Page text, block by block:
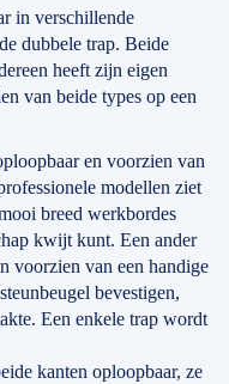
in verschillende
dubbele trap. Beide
heeft zijn eigen
van beide types op een
en voorzien van
modellen ziet
breed werkbordes
kwijt kunt. Een ander
voorzien van een handige
bevestigen,
Een enkele trap wordt
kanten oploopbaar, ze